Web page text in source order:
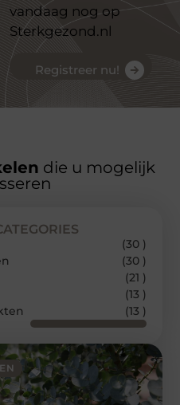
vandaag nog op
Sterkgezond.nl
Registreer nu!
die u mogelijk
(30 )
(30 )
(21 )
(13 )
(13 )